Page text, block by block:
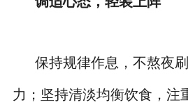
保持规律作息，不熬夜
力；坚持清淡均衡饮食，注